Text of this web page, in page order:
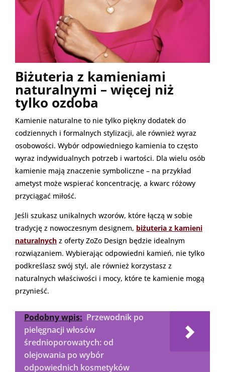
Biżuteria z kamieniami
naturalnymi – więcej niż
tylko ozdoba
Kamienie naturalne to nie tylko piękny dodatek do
codziennych i formalnych stylizacji, ale również wyraz
osobowości. Wybór odpowiedniego kamienia to często
wyraz indywidualnych potrzeb i wartości. Dla wielu osób
kamienie mają znaczenie symboliczne – na przykład
ametyst może wspierać koncentrację, a kwarc różowy
przyciągać miłość.
Jeśli szukasz unikalnych wzorów, które łączą w sobie
tradycję z nowoczesnym designem, biżuteria z kamieni
naturalnych z oferty ZoZo Design będzie idealnym
rozwiązaniem. Wybierając odpowiedni kamień, nie tylko
podkreślasz swój styl, ale również korzystasz z
naturalnych właściwości i mocy, które te kamienie mogą
przynieść.
Podobny wpis: Przewodnik po
pielęgnacji włosów
średnioporowatych: od
olejowania po wybór
odpowiednich kosmetyków